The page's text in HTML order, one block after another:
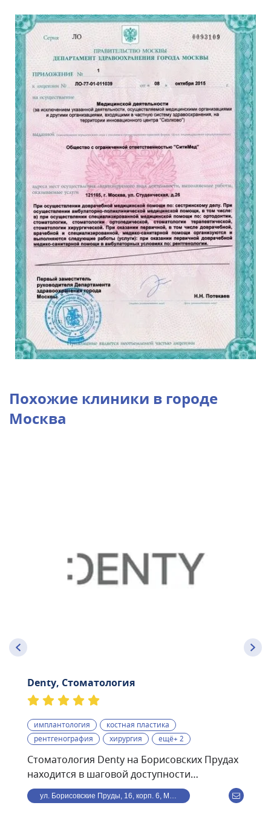
Похожие клиники в городе
Москва
Denty, Стоматология
имплантология
костная пластика
рентгенография
хирургия ещё+ 2
Стоматология Denty на Борисовских Прудах
находится в шаговой доступности
от станции метро
Борисово.Стоматологическая клиника Denty
ул. Борисовские Пруды, 16, корп. 6, Москва, Россия